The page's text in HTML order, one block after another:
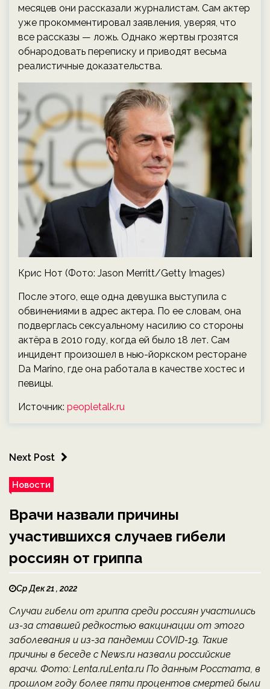
месяцев они рассказали журналистам. Сам актер
уже прокомментировал заявления, уверяя, что
все рассказы — ложь. Однако жертвы грозятся
обнародовать переписку и приводят весьма
реалистичные доказательства.
Крис Нот (Фото: Jason Merritt/Getty Images)
После этого, еще одна девушка выступила с
обвинениями в адрес актера. По ее словам, она
подверглась сексуальному насилию со стороны
актёра в 2010 году, когда ей было 18 лет. Сам
инцидент произошел в нью-йоркском ресторане
Da Marino, где она работала в качестве хостес и
певицы.
Источник: peopletalk.ru
Next Post
Новости
Врачи назвали причины
участившихся случаев гибели
россиян от гриппа
Ср Дек 21 , 2022
Случаи гибели от гриппа среди россиян участились
из-за ставшей редкостью вакцинации от этого
заболевания и из-за пандемии COVID-19. Такие
причины в беседе с News.ru назвали российские
врачи. Фото: Lenta.ruLenta.ru По данным Росстата, в
прошлом году более пяти процентов смертей были